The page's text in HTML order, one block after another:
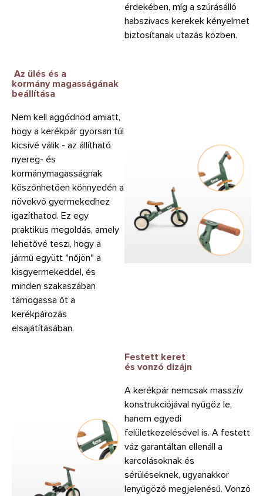
érdekében, míg a szúrásálló
habszivacs kerekek kényelmet
biztosítanak utazás közben.
Az ülés és a
kormány magasságának
beállítása
Nem kell aggódnod amiatt,
hogy a kerékpár gyorsan túl
kicsivé válik - az állítható
nyereg- és
kormánymagasságnak
köszönhetően könnyedén a
növekvő gyermekedhez
igazíthatod. Ez egy
praktikus megoldás, amely
lehetővé teszi, hogy a
jármű együtt "nőjön" a
kisgyermekeddel, és
minden szakaszában
támogassa őt a
kerékpározás
elsajátításában.
Festett keret
és vonzó dizájn
A kerékpár nemcsak masszív
konstrukciójával nyűgöz le,
hanem egyedi
felületkezelésével is. A festett
váz garantáltan ellenáll a
karcolásoknak és
sérüléseknek, ugyanakkor
lenyűgöző megjelenésű. Vonzó